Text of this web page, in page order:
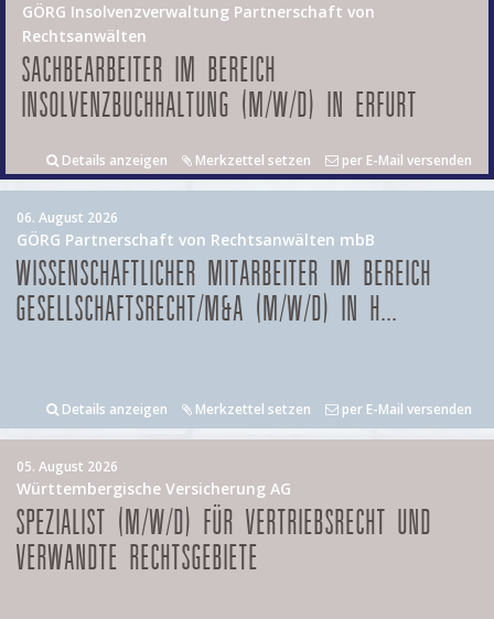
GÖRG Insolvenzverwaltung Partnerschaft von
Rechtsanwälten
SACHBEARBEITER IM BEREICH
INSOLVENZBUCHHALTUNG (M/W/D) IN ERFURT
Details anzeigen Merkzettel setzen per E-Mail versenden
06. August 2026
GÖRG Partnerschaft von Rechtsanwälten mbB
WISSENSCHAFTLICHER MITARBEITER IM BEREICH
GESELLSCHAFTSRECHT/M&A (M/W/D) IN H...
Details anzeigen Merkzettel setzen per E-Mail versenden
05. August 2026
Württembergische Versicherung AG
SPEZIALIST (M/W/D) FÜR VERTRIEBSRECHT UND
VERWANDTE RECHTSGEBIETE